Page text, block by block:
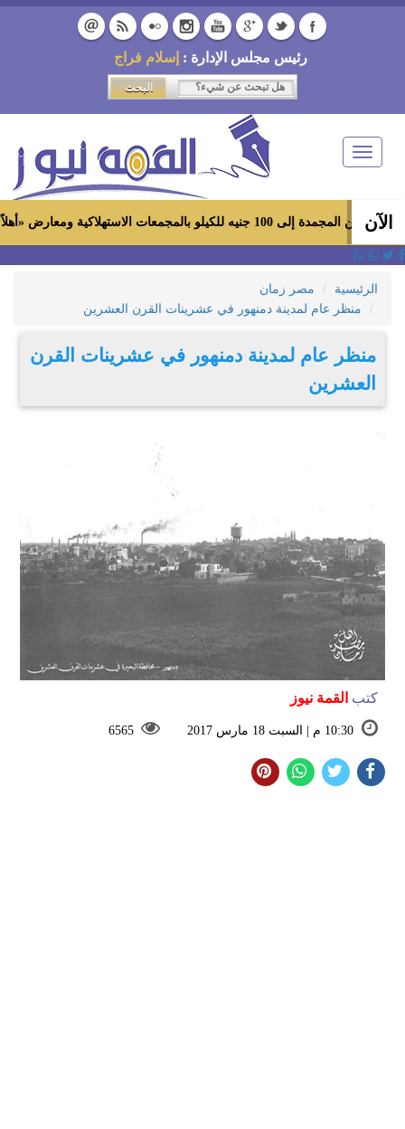
رئيس مجلس الإدارة : إسلام فراج
Toggle
navigation
الآن
الاستهلاكية ومعارض «أهلاً رمضان»
الرئيسية
مصر زمان
منظر عام لمدينة دمنهور في عشرينات القرن العشرين
منظر عام لمدينة دمنهور في عشرينات القرن
العشرين
كتب القمة نيوز
10:30 م | السبت 18 مارس 2017 6565